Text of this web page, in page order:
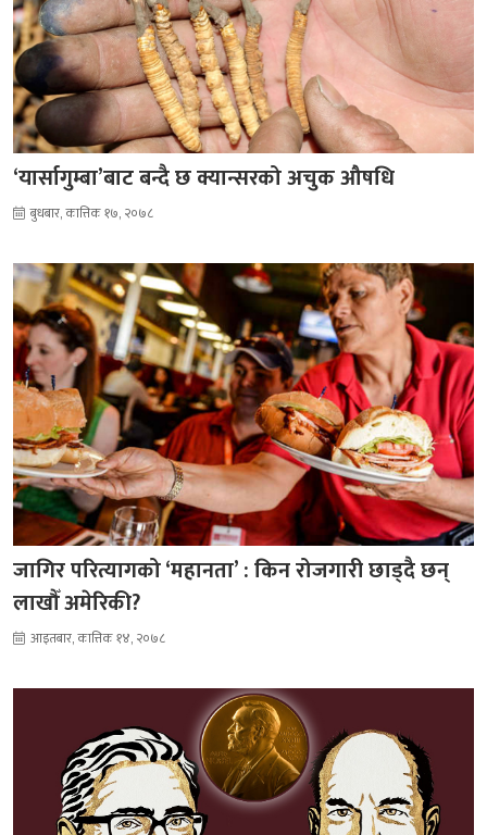
‘यार्सागुम्बा’बाट बन्दै छ क्यान्सरको अचुक औषधि
बुधबार, कात्तिक १७, २०७८
जागिर परित्यागको ‘महानता’ : किन रोजगारी छाड्दै छन्
लाखौँ अमेरिकी?
आइतबार, कात्तिक १४, २०७८